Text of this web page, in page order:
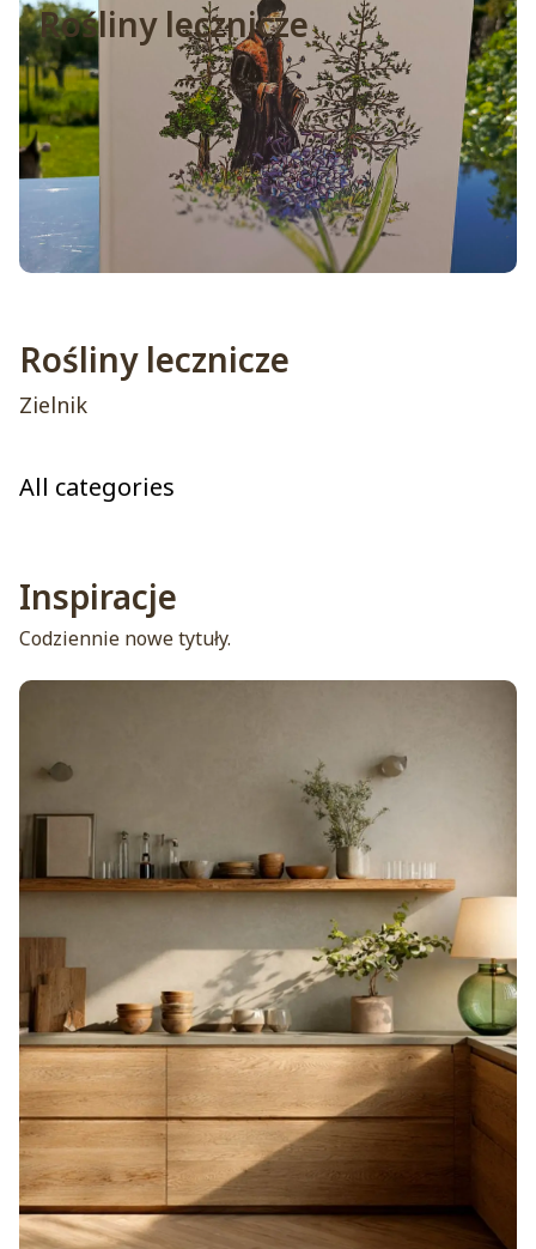
Rośliny lecznicze
Rośliny lecznicze
Zielnik
All categories
Inspiracje
Codziennie nowe tytuły.